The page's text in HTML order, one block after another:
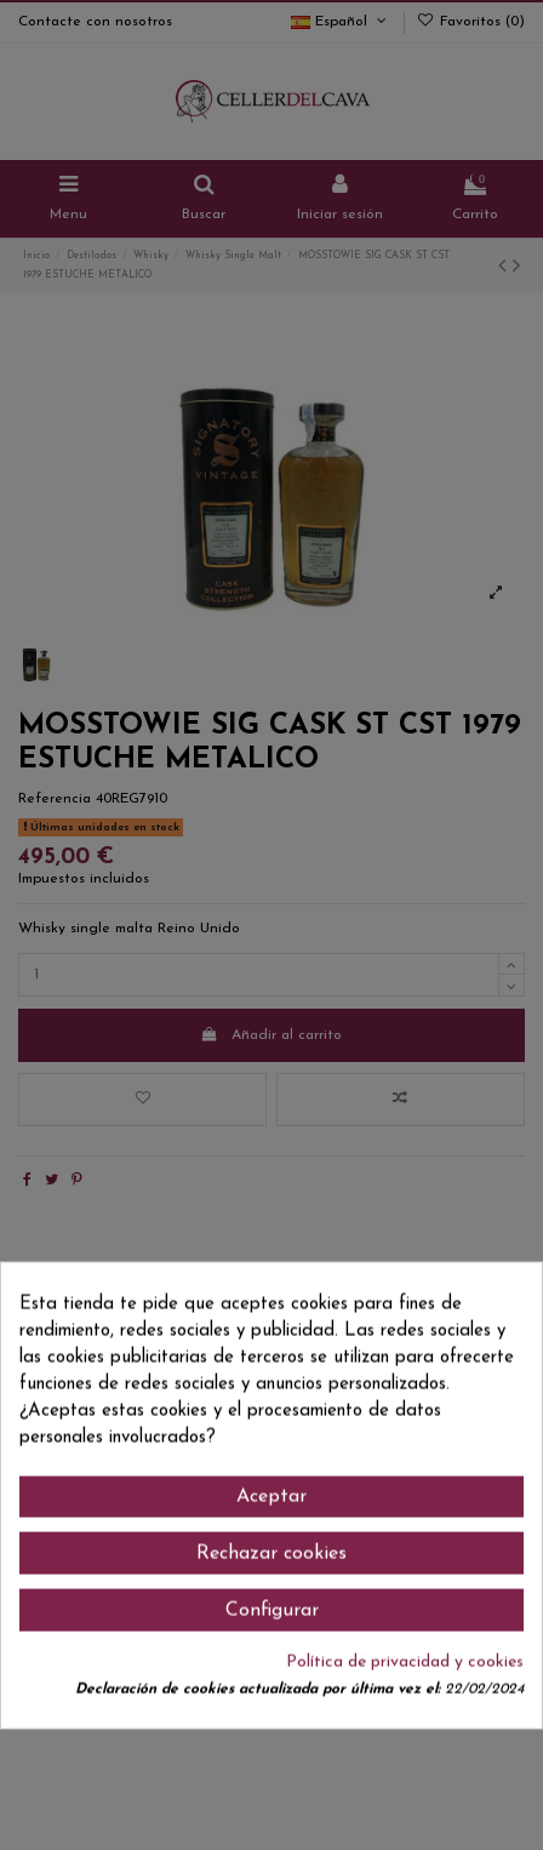
Contacte con nosotros Español Favoritos (0)
Menu Buscar Iniciar sesión
0
Carrito
Inicio Destilados Whisky Whisky Single Malt
MOSSTOWIE SIG CASK ST CST
1979 ESTUCHE METALICO
MOSSTOWIE SIG CASK ST CST 1979
ESTUCHE METALICO
Referencia 40REG7910
Últimas unidades en stock
495,00 €
Impuestos incluidos
Whisky single malta Reino Unido
Añadir al carrito
Detalles del producto
Reviews (0)
Después de envejecer 31 largos años en barricas de Bourbon, es dejado
tal cual sale de la barrica, con toda su fuerza, sus aromas y sabores, y su
color natural para ser puesto en la colección Cask Strenght de Signatory.
No hay reseñas de clientes en este momento.
Esta tienda te pide que aceptes cookies para fines de
rendimiento, redes sociales y publicidad. Las redes sociales y
las cookies publicitarias de terceros se utilizan para ofrecerte
funciones de redes sociales y anuncios personalizados.
¿Aceptas estas cookies y el procesamiento de datos
personales involucrados?
Aceptar
Rechazar cookies
Configurar
Política de privacidad y cookies
Declaración de cookies actualizada por última vez el:22/02/2024